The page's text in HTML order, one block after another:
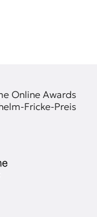
Online Awards
Fricke-Preis